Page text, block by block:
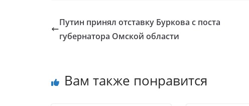
Путин принял отставку Буркова с поста
губернатора Омской области
Вам также понравится